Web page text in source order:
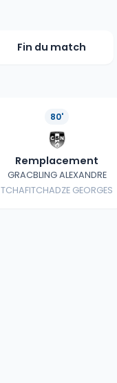
Fin du match
80'
Remplacement
GRACBLING ALEXANDRE
TCHAFITCHADZE GEORGES